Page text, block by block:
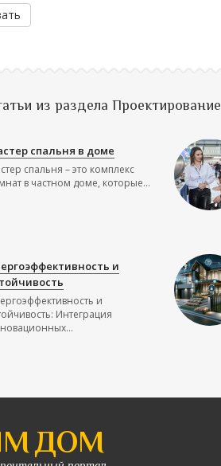
из раздела Проектирование
спальня в доме
спальня – это комплекс
в частном доме, которые...
и
и
Интеграция
ДОМ